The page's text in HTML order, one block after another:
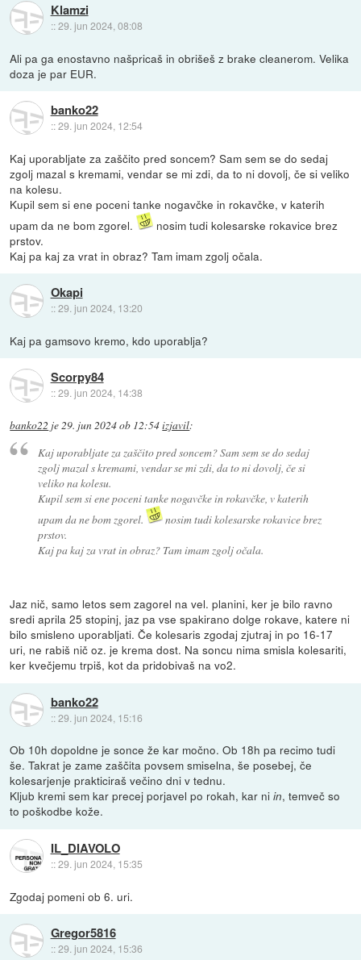
Klamzi
::29. jun 2024, 08:08
Ali pa ga enostavno našpricaš in obrišeš z brake cleanerom. Velika
doza je par EUR.
banko22
::29. jun 2024, 12:54
Kaj uporabljate za zaščito pred soncem? Sam sem se do sedaj
zgolj mazal s kremami, vendar se mi zdi, da to ni dovolj, če si veliko
na kolesu.
Kupil sem si ene poceni tanke nogavčke in rokavčke, v katerih
upam da ne bom zgorel.
nosim tudi kolesarske rokavice brez
prstov.
Kaj pa kaj za vrat in obraz? Tam imam zgolj očala.
Okapi
::29. jun 2024, 13:20
Kaj pa gamsovo kremo, kdo uporablja?
Scorpy84
::29. jun 2024, 14:38
banko22 je29. jun 2024 ob 12:54izjavil:
Kaj uporabljate za zaščito pred soncem? Sam sem se do sedaj
zgolj mazal s kremami, vendar se mi zdi, da to ni dovolj, če si
veliko na kolesu.
Kupil sem si ene poceni tanke nogavčke in rokavčke, v katerih
upam da ne bom zgorel.
nosim tudi kolesarske rokavice brez
prstov.
Kaj pa kaj za vrat in obraz? Tam imam zgolj očala.
Jaz nič, samo letos sem zagorel na vel. planini, ker je bilo ravno
sredi aprila 25 stopinj, jaz pa vse spakirano dolge rokave, katere ni
bilo smisleno uporabljati. Če kolesaris zgodaj zjutraj in po 16-17
uri, ne rabiš nič oz. je krema dost. Na soncu nima smisla kolesariti,
ker kvečjemu trpiš, kot da pridobivaš na vo2.
banko22
::29. jun 2024, 15:16
Ob 10h dopoldne je sonce že kar močno. Ob 18h pa recimo tudi
še. Takrat je zame zaščita povsem smiselna, še posebej, če
kolesarjenje prakticiraš večino dni v tednu.
Kljub kremi sem kar precej porjavel po rokah, kar niin, temveč so
to poškodbe kože.
IL_DIAVOLO
::29. jun 2024, 15:35
Zgodaj pomeni ob 6. uri.
Gregor5816
::29. jun 2024, 15:36